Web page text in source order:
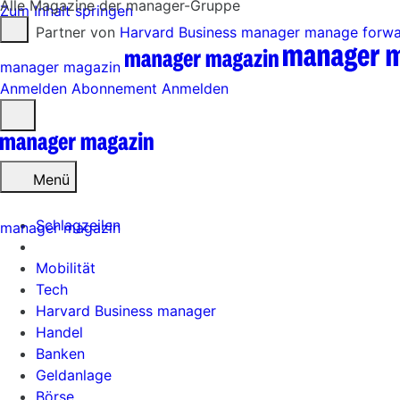
Zum Inhalt springen
Partner von Harvard Business manager manage
manager magazin
Anmelden Abonnement Anmelden
öffnen
Menü
Schlagzeilen
Mobilität
Tech
Harvard Business manager
Handel
Banken
Geldanlage
Börse
Alle Magazine der manager-Gruppe
manager magazin